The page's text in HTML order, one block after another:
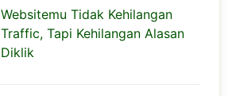
Websitemu Tidak Kehilangan
Traffic, Tapi Kehilangan Alasan
Diklik